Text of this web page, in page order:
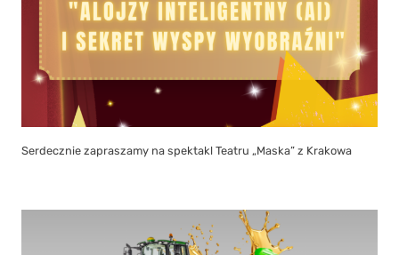
Serdecznie zapraszamy na spektakl Teatru „Maska” z Krakowa